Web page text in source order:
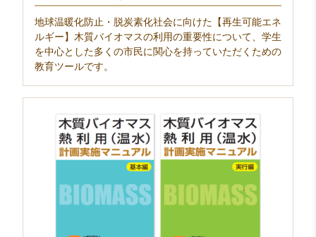
地球温暖化防止・脱炭素化社会に向けた【再生可能エネ
ルギー】木質バイオマスの利用の重要性について、学生
を中心とした多くの市民に関心を持っていただくための
教育ツールです。